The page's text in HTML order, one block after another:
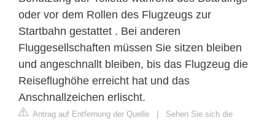
oder vor dem Rollen des Flugzeugs zur
Startbahn gestattet . Bei anderen
Fluggesellschaften müssen Sie sitzen bleiben
und angeschnallt bleiben, bis das Flugzeug die
Reiseflughöhe erreicht hat und das
Anschnallzeichen erlischt.
Antrag auf Entfernung der Quelle | Sehen Sie sich die